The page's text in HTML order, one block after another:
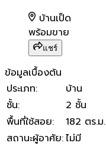
บ้านเป็ด
พร้อมขาย
แชร์
ข้อมูลเบื้องต้น
ประเภท: บ้าน
ชั้น: 2 ชั้น
พื้นที่ใช้สอย: 182 ตร.ม.
สถานะผู้อาศัย:ไม่มี